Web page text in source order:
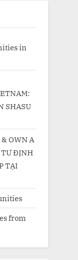
in
SHASU
OWN A
TƯ ĐỊNH
TẠI
from